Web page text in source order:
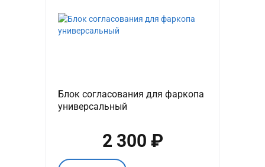
Блок согласования для фаркопа
универсальный
2 300 ₽